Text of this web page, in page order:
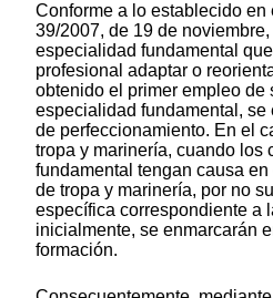
Conforme a lo establecido
39/2007, de 19 de
especialidad fundamental
profesional adaptar o
obtenido el primer empleo de
especialidad fundamental,
de perfeccionamiento. En el
tropa y marinería, cuando los
fundamental tengan causa
de tropa y marinería, por no
específica correspondiente a
inicialmente, se enmarcarán
formación.